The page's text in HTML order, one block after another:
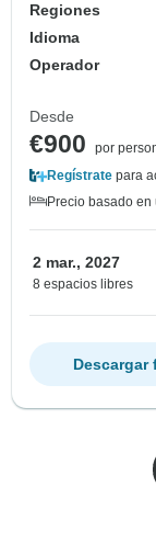
Regiones
Idioma
Operador
Desde
€900
por
Regístrate para
Precio basado
2 mar., 2027
8 espacios libres
Descargar